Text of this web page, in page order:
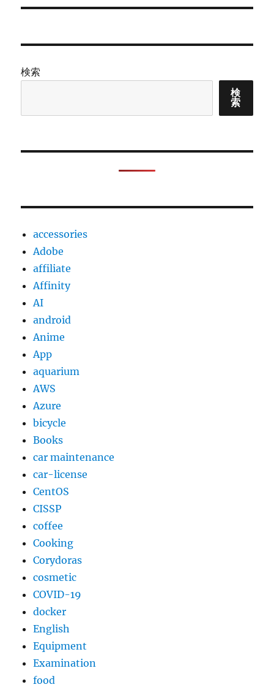
検索
検
索
accessories
Adobe
affiliate
Affinity
AI
android
Anime
App
aquarium
AWS
Azure
bicycle
Books
car maintenance
car-license
CentOS
CISSP
coffee
Cooking
Corydoras
cosmetic
COVID-19
docker
English
Equipment
Examination
food